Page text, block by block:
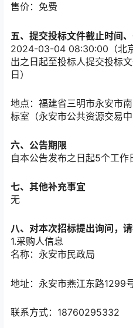
售价：免费
五、提交投标文件截止时间
2024-03-04 08:30:00（北
出之日起至投标人提交投标
日）
地点： 福建省三明市永安市
标室（永安市公共资源交易中
六、公告期限
自本公告发布之日起5个工作
七、其他补充事宜
无
八、对本次招标提出询问，请
1.采购人信息
名称： 永安市民政局
地址： 永安市燕江东路1299
联系方式： 18760295332